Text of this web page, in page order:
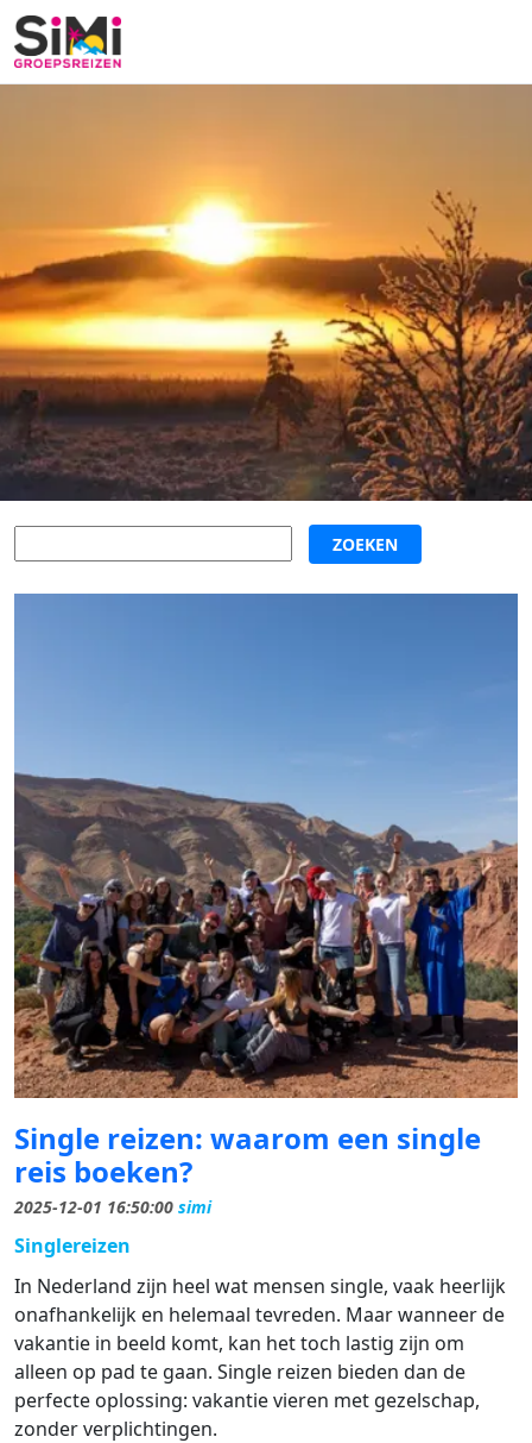
Single reizen: waarom een single
reis boeken?
2025-12-01 16:50:00 simi
Singlereizen
In Nederland zijn heel wat mensen single, vaak heerlijk
onafhankelijk en helemaal tevreden. Maar wanneer de
vakantie in beeld komt, kan het toch lastig zijn om
alleen op pad te gaan. Single reizen bieden dan de
perfecte oplossing: vakantie vieren met gezelschap,
zonder verplichtingen.